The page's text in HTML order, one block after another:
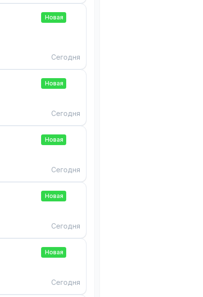
Новая
Сегодня
Новая
Сегодня
Новая
Сегодня
Новая
Сегодня
Новая
Сегодня